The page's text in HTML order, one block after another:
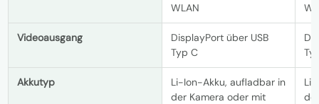
WLAN
Videoausgang
DisplayPort über USB
Typ C
Akkutyp
Li-Ion-Akku, aufladbar in
der Kamera oder mit
Li-